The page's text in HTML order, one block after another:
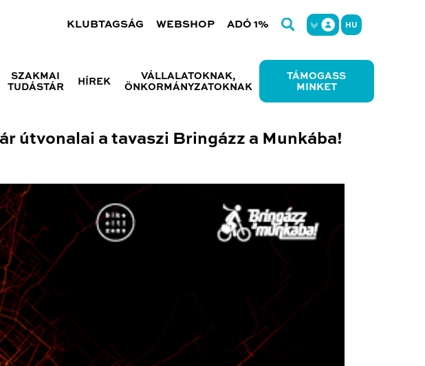
KLUBTAGSÁG WEBSHOP ADÓ 1% HU
SZAKMAI
TUDÁSTÁR
HÍREK
VÁLLALATOKNAK,
ÖNKORMÁNYZATOKNAK
TÁMOGASS
MINKET
útvonalai a tavaszi Bringázz a Munkába!